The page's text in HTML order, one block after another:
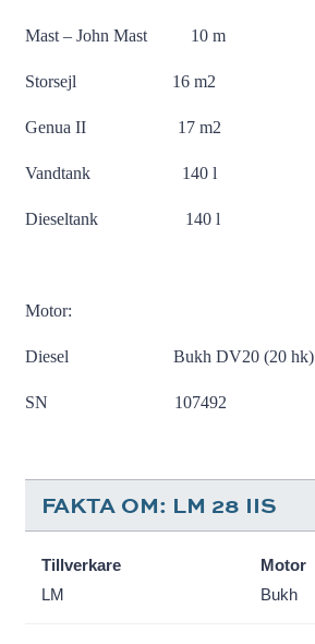
Mast – John Mast 10 m
Storsejl 16 m2
Genua II 17 m2
Vandtank 140 l
Dieseltank 140 l
Motor:
Diesel Bukh DV20 (20 hk)
SN 107492
FAKTA OM: LM 28 IIS
Tillverkare
LM
Motor
Bukh